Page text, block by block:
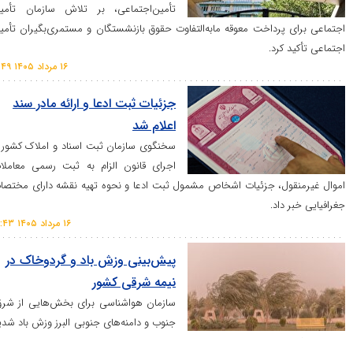
تأمین‌اجتماعی، بر تلاش سازمان تأمین
معوقه مابه‌التفاوت حقوق بازنشستگان و مستمری‌بگیران تأمین
جزئیات ثبت ادعا و ارائه مادر سند
اعلام شد
سخنگوی سازمان ثبت اسناد و املاک کشور از
اجرای قانون الزام به ثبت رسمی معاملات
جزئیات اشخاص مشمول ثبت ادعا و نحوه تهیه نقشه دارای مختصات
پیش‌بینی وزش باد و گردوخاک در
نیمه شرقی کشور
سازمان هواشناسی برای بخش‌هایی از شرق،
جنوب و دامنه‌های جنوبی البرز وزش باد شدید